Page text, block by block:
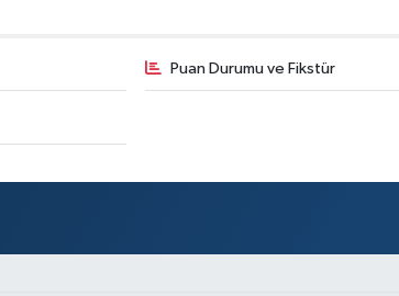
Puan Durumu ve Fikstür